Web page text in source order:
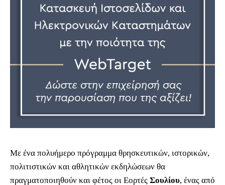
Με ένα πολυήμερο πρόγραμμα θρησκευτικών, ιστορικών,
πολιτιστικών και αθλητικών εκδηλώσεων θα
πραγματοποιηθούν και φέτος οι Εορτές Σουλίου, ένας από